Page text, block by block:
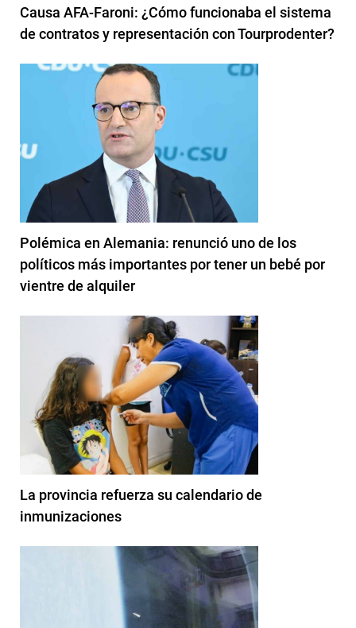
Causa AFA-Faroni: ¿Cómo funcionaba el sistema
de contratos y representación con Tourprodenter?
Polémica en Alemania: renunció uno de los
políticos más importantes por tener un bebé por
vientre de alquiler
La provincia refuerza su calendario de
inmunizaciones